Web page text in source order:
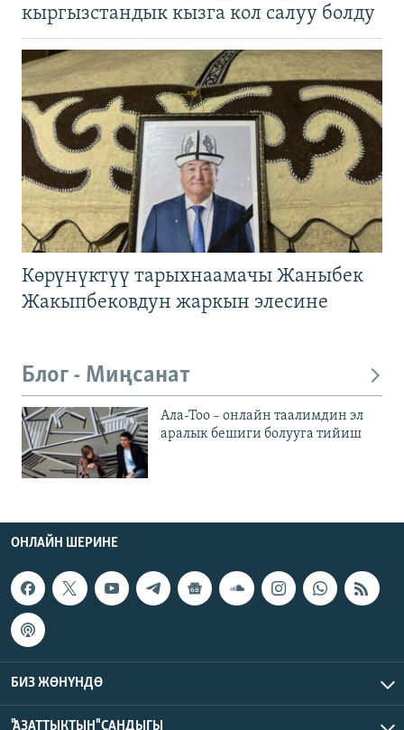
кыргызстандык кызга кол салуу болду
Көрүнүктүү тарыхнаамачы Жаныбек
Жакыпбековдун жаркын элесине
Блог - Миңсанат
Ала-Тоо – онлайн таалимдин эл
аралык бешиги болууга тийиш
ОНЛАЙН ШЕРИНЕ
БИЗ ЖӨНҮНДӨ
"АЗАТТЫКТЫН" САНДЫГЫ